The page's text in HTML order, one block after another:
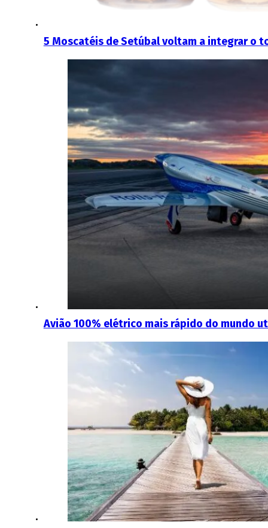
5 Moscatéis de Setúbal voltam a integrar o
Avião 100% elétrico mais rápido do mundo